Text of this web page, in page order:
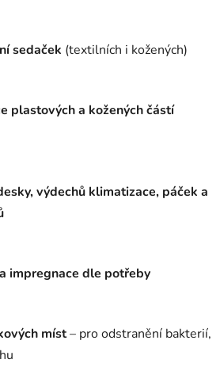
sedaček (textilních i kožených)
plastových a kožených částí
výdechů klimatizace, páček a
impregnace dle potřeby
míst– pro odstranění bakterií,